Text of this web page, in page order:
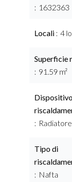
1632363
Locali 4
Superficie
91.59 m²
Radiatore
Tipo di
Nafta